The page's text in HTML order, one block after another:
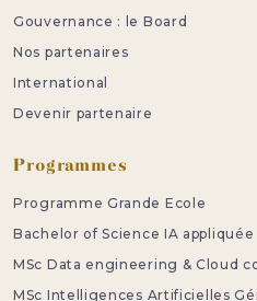
Gouvernance : le Board
Nos partenaires
International
Devenir partenaire
Programmes
Programme Grande Ecole
Bachelor of Science IA appliquée
MSc Data engineering & Cloud
MSc Intelligences Artificielles